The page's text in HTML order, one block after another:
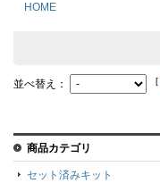
HOME
並べ替え： [
商品カテゴリ
セット済みキット